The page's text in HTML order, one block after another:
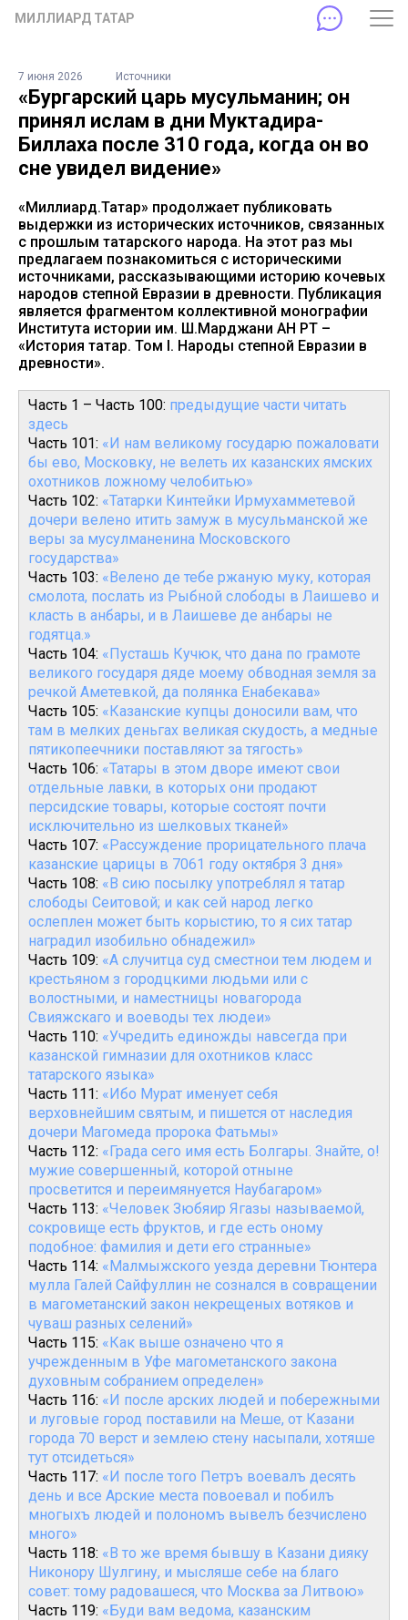
МИЛЛИАРД ТАТАР
7 июня 2026 Источники
«Бургарский царь мусульманин; он
принял ислам в дни Муктадира-
Биллаха после 310 года, когда он во
сне увидел видение»
«Миллиард.Татар» продолжает публиковать
выдержки из исторических источников, связанных
с прошлым татарского народа. На этот раз мы
предлагаем познакомиться с историческими
источниками, рассказывающими историю кочевых
народов степной Евразии в древности. Публикация
является фрагментом коллективной монографии
Института истории им. Ш.Марджани АН РТ –
«История татар. Том I. Народы степной Евразии в
древности».
Часть 1 – Часть 100: предыдущие части читать
здесь
Часть 101: «И нам великому государю пожаловати
бы ево, Московку, не велеть их казанских ямских
охотников ложному челобитью»
Часть 102: «Татарки Кинтейки Ирмухамметевой
дочери велено итить замуж в мусульманской же
веры за мусулманенина Московского
государства»
Часть 103: «Велено де тебе ржаную муку, которая
смолота, послать из Рыбной слободы в Лаишево и
класть в анбары, и в Лаишеве де анбары не
годятца.»
Часть 104: «Пусташь Кучюк, что дана по грамоте
великого государя дяде моему обводная земля за
речкой Аметевкой, да полянка Енабекава»
Часть 105: «Казанские купцы доносили вам, что
там в мелких деньгах великая скудость, а медные
пятикопеечники поставляют за тягость»
Часть 106: «Татары в этом дворе имеют свои
отдельные лавки, в которых они продают
персидские товары, которые состоят почти
исключительно из шелковых тканей»
Часть 107: «Рассуждение прорицательного плача
казанские царицы в 7061 году октября 3 дня»
Часть 108: «В сию посылку употреблял я татар
слободы Сеитовой; и как сей народ легко
ослеплен может быть корыстию, то я сих татар
наградил изобильно обнадежил»
Часть 109: «А случитца суд сместнои тем людем и
крестьяном з городцкими людьми или с
волостными, и наместницы новагорода
Свияжскаго и воеводы тех людеи»
Часть 110: «Учредить единожды навсегда при
казанской гимназии для охотников класс
татарского языка»
Часть 111: «Ибо Мурат именует себя
верховнейшим святым, и пишется от наследия
дочери Магомеда пророка Фатьмы»
Часть 112: «Града сего имя есть Болгары. Знайте, о!
мужие совершенный, которой отныне
просветится и переимянуется Наубагаром»
Часть 113: «Человек Зюбяир Ягазы называемой,
сокровище есть фруктов, и где есть оному
подобное: фамилия и дети его странные»
Часть 114: «Малмыжского уезда деревни Тюнтера
мулла Галей Сайфуллин не сознался в совращении
в магометанский закон некрещеных вотяков и
чуваш разных селений»
Часть 115: «Как выше означено что я
учрежденным в Уфе магометанского закона
духовным собранием определен»
Часть 116: «И после арских людей и побережными
и луговые город поставили на Меше, от Казани
города 70 верст и землею стену насыпали, хотяше
тут отсидеться»
Часть 117: «И после того Петръ воевалъ десять
день и все Арские места повоевал и побилъ
многыхъ людей и полономъ вывелъ безчислено
много»
Часть 118: «В то же время бывшу в Казани дияку
Никонору Шулгину, и мысляше себе на благо
совет: тому радовашеся, что Москва за Литвою»
Часть 119: «Буди вам ведома, казанским